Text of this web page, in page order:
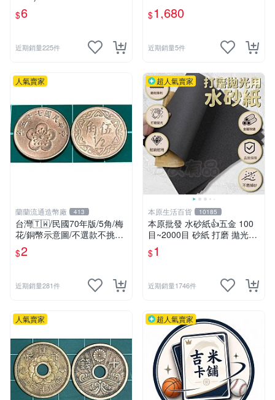
$6
近期銷量225件
er Box (手雷盒）漫威漫畫版
$1,680
近期銷量5件
人氣賣家
蘭蘭流通造幣廠 413
台灣🇹🇼/民國70年版/5角/梅
花/銅幣示意圖/不選款不挑品/
隨機出貨
$2
近期銷量281件
超人氣賣家
本原生活百貨 10185
本原批發 水砂紙👍五金 100
目~2000目 砂紙 打磨 拋光耐
水 磨砂紙 細砂紙 粗砂紙 砂
紙 加工 CY507
$1
近期銷量1746件
人氣賣家 超人氣賣家